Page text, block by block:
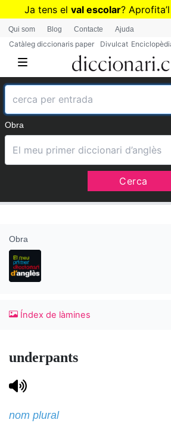
Vés
contingut
Ja tens el val escolar? Aprofita’
diccionaris per a Primària o
Qui som Blog Contacte Ajuda
Catàleg diccionaris paper Divulcat
Obra
Cerca
underpants
nom plural
Obra
Índex de làmines